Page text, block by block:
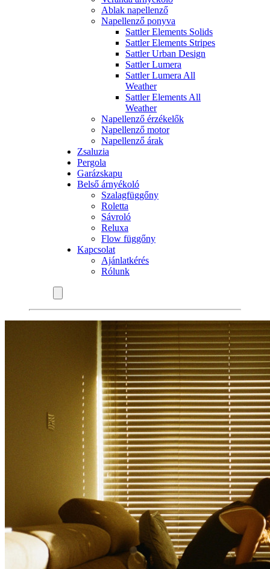
Ablak napellenző
Napellenző ponyva
Sattler Elements Solids
Sattler Elements Stripes
Sattler Urban Design
Sattler Lumera
Sattler Lumera All
Weather
Sattler Elements All
Weather
Napellenző érzékelők
Napellenző motor
Napellenző árak
Zsaluzia
Pergola
Garázskapu
Belső árnyékoló
Szalagfüggőny
Roletta
Sávroló
Reluxa
Flow függőny
Kapcsolat
Ajánlatkérés
Rólunk